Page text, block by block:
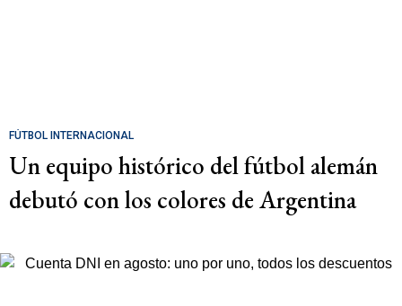
FÚTBOL INTERNACIONAL
Un equipo histórico del fútbol alemán
debutó con los colores de Argentina